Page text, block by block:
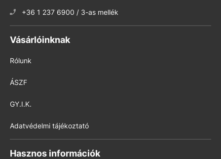
+36 1 237 6900 / 3-as mellék
Vásárlóinknak
Rólunk
ÁSZF
GY.I.K.
Adatvédelmi tájékoztató
Hasznos információk